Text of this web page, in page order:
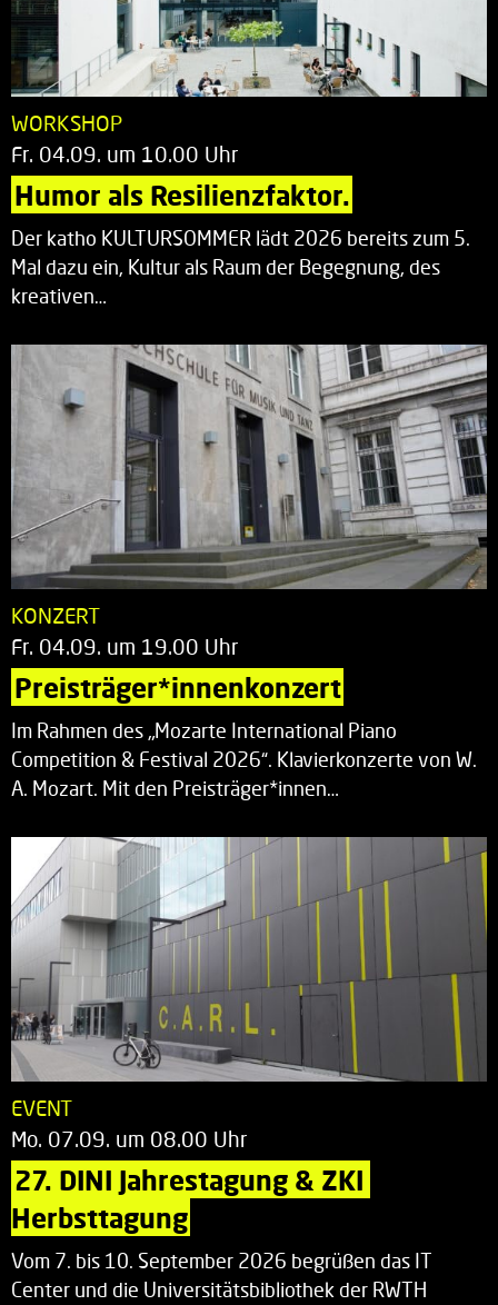
WORKSHOP
Fr. 04.09. um 10.00 Uhr
Humor als Resilienzfaktor.
Der katho KULTURSOMMER lädt 2026 bereits zum 5.
Mal dazu ein, Kultur als Raum der Begegnung, des
kreativen…
KONZERT
Fr. 04.09. um 19.00 Uhr
Preisträger*innenkonzert
Im Rahmen des „Mozarte International Piano
Competition & Festival 2026“. Klavierkonzerte von W.
A. Mozart. Mit den Preisträger*innen…
EVENT
Mo. 07.09. um 08.00 Uhr
27. DINI Jahrestagung & ZKI
Herbsttagung
Vom 7. bis 10. September 2026 begrüßen das IT
Center und die Universitätsbibliothek der RWTH